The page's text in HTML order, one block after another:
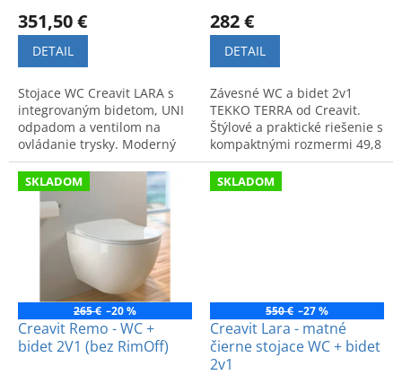
351,50 €
DETAIL
Stojace WC Creavit LARA s
integrovaným bidetom, UNI
odpadom a ventilom na
ovládanie trysky. Moderný
dizajn. Model LR3641-V.
282 €
DETAIL
Závesné WC a bidet 2v1
TEKKO TERRA od Creavit.
Štýlové a praktické riešenie s
kompaktnými rozmermi 49,8
x 35,5 cm. Moderný dizajn a
maximálny komfort.
SKLADOM
265 € –20 %
Creavit Remo - WC +
bidet 2V1 (bez RimOff)
SKLADOM
550 € –27 %
Creavit Lara - matné
čierne stojace WC + bidet
2v1